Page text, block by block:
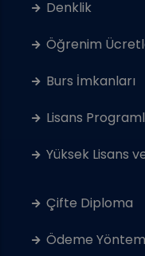
Denklik
Öğrenim
Burs İmkanları
Lisans
Yüksek Lisans
Çifte Diploma
Ödeme